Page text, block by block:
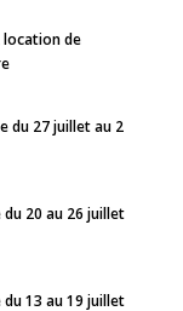
location de
du 27 juillet au 2
20 au 26 juillet
13 au 19 juillet